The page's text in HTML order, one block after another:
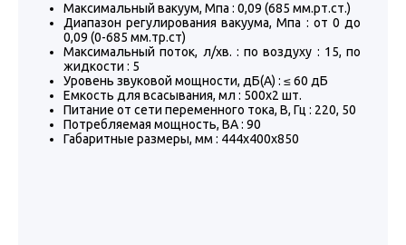
Максимальный вакуум, Мпа : 0,09 (685 мм.рт.ст.)
Диапазон регулирования вакуума, Мпа : от 0 до
0,09 (0-685 мм.тр.ст)
Максимальный поток, л/хв. : по воздуху : 15, по
жидкости : 5
Уровень звуковой мощности, дБ(А) : ≤ 60 дБ
Емкость для всасывания, мл : 500х2 шт.
Питание от сети переменного тока, В, Гц : 220, 50
Потребляемая мощность, ВА : 90
Габаритные размеры, мм : 444х400х850